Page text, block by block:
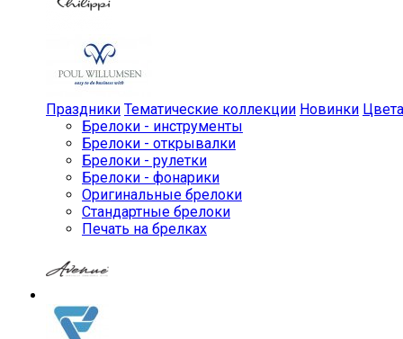
Праздники Тематические коллекции Новинки Цвета
Брелоки - инструменты
Брелоки - открывалки
Брелоки - рулетки
Брелоки - фонарики
Оригинальные брелоки
Стандартные брелоки
Печать на брелках